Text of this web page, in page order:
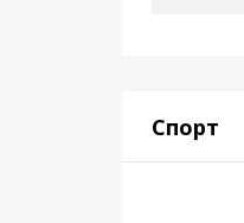
Спорт